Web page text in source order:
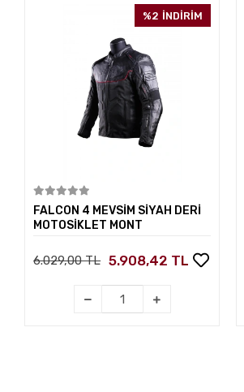
%2 İNDİRİM
FALCON 4 MEVSİM SİYAH DERİ
MOTOSİKLET MONT
6.029,00 TL 5.908,42 TL